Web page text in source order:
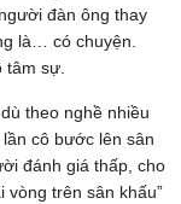
đàn ông thay
là… có chuyện.
tâm sự.
theo nghề nhiều
cô bước lên sân
đánh giá thấp, cho
vòng trên sân khấu”